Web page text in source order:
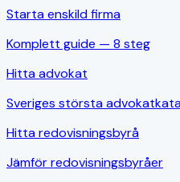
Starta enskild firma
Komplett guide — 8 steg
Hitta advokat
Sveriges största
Hitta redovisningsbyrå
Jämför redovisningsbyråer